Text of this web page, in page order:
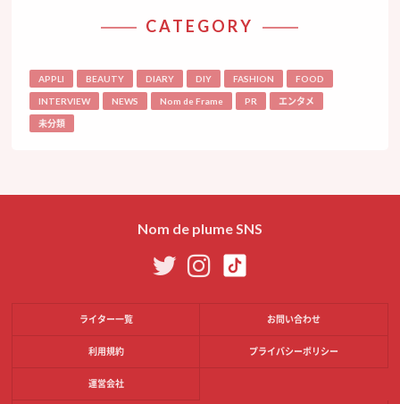
CATEGORY
APPLI BEAUTY DIARY DIY FASHION FOOD
INTERVIEW NEWS Nom de Frame PR エンタメ
未分類
Nom de plume SNS
ライター一覧 お問い合わせ
利用規約 プライバシーポリシー
運営会社